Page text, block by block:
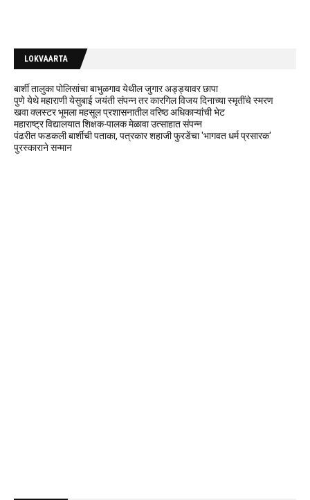
LOKVAARTA
बार्शी तालुका पोलिसांचा बाभुळगाव येथील जुगार अड्ड्यावर छापा
पुणे येथे महाराणी येसुबाई जयंती संपन्न तर कारगिल विजय दिनाच्या स्मृतींचे स्मरण
खवा क्लस्टर भूमला महसूल प्रशासनातील वरिष्ठ अधिकाऱ्यांची भेट
महाराष्ट्र विद्यालयात शिक्षक-पालक मेळावा उत्साहात संपन्न
पंढरीत फडकली बार्शीची पताका, पत्रकार शहाजी फुरडेंचा 'भागवत धर्म प्रसारक'
पुरस्काराने सन्मान